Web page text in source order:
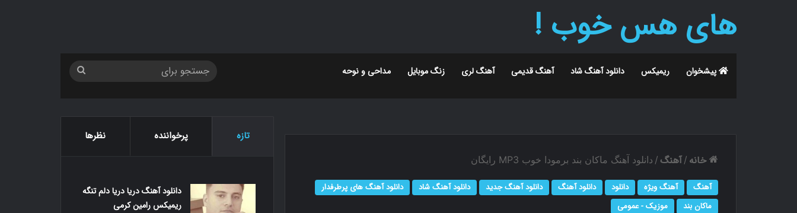
های هس خوب !
پیشخوان ریمیکس دانلود آهنگ شاد آهنگ قدیمی آهنگ لری زنگ موبایل مداحی و نوحه
خانه / آهنگ / دانلود آهنگ ماکان بند برمودا خوب MP3 رایگان
آهنگ آهنگ ویژه دانلود دانلود آهنگ دانلود آهنگ جدید دانلود آهنگ شاد
دانلود آهنگ های پرطرفدار
ماکان بند
موزیک - عمومی
تازه پرخواننده نظرها
دانلود آهنگ دریا دریا دلم تنگه
ریمیکس رامین کرمی